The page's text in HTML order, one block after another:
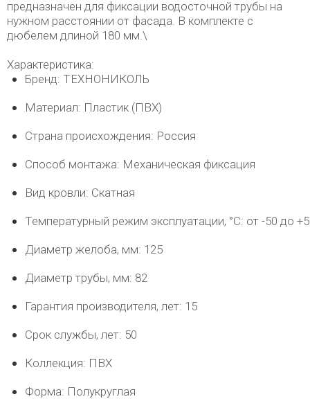
предназначен для фиксации водосточной трубы на
нужном расстоянии от фасада. В комплекте с
дюбелем длиной 180 мм.\
Характеристика:
Бренд: ТЕХНОНИКОЛЬ
Материал: Пластик (ПВХ)
Страна происхождения: Россия
Способ монтажа: Механическая фиксация
Вид кровли: Скатная
Температурный режим эксплуатации, °C: от -50 до
Диаметр желоба, мм: 125
Диаметр трубы, мм: 82
Гарантия производителя, лет: 15
Срок службы, лет: 50
Коллекция: ПВХ
Форма: Полукруглая